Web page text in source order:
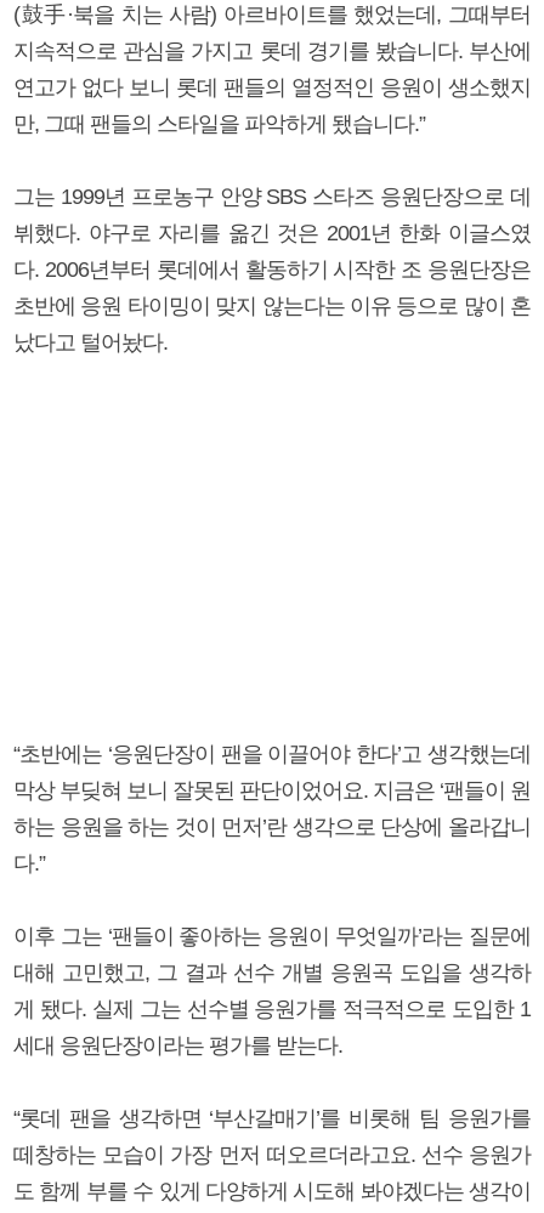
(鼓手·북을 치는 사람) 아르바이트를 했었는데, 그때부터
지속적으로 관심을 가지고 롯데 경기를 봤습니다. 부산에
연고가 없다 보니 롯데 팬들의 열정적인 응원이 생소했지
만, 그때 팬들의 스타일을 파악하게 됐습니다.”
그는 1999년 프로농구 안양 SBS 스타즈 응원단장으로 데
뷔했다. 야구로 자리를 옮긴 것은 2001년 한화 이글스였
다. 2006년부터 롯데에서 활동하기 시작한 조 응원단장은
초반에 응원 타이밍이 맞지 않는다는 이유 등으로 많이 혼
났다고 털어놨다.
“초반에는 ‘응원단장이 팬을 이끌어야 한다’고 생각했는데
막상 부딪혀 보니 잘못된 판단이었어요. 지금은 ‘팬들이 원
하는 응원을 하는 것이 먼저’란 생각으로 단상에 올라갑니
다.”
이후 그는 ‘팬들이 좋아하는 응원이 무엇일까’라는 질문에
대해 고민했고, 그 결과 선수 개별 응원곡 도입을 생각하
게 됐다. 실제 그는 선수별 응원가를 적극적으로 도입한 1
세대 응원단장이라는 평가를 받는다.
“롯데 팬을 생각하면 ‘부산갈매기’를 비롯해 팀 응원가를
떼창하는 모습이 가장 먼저 떠오르더라고요. 선수 응원가
도 함께 부를 수 있게 다양하게 시도해 봐야겠다는 생각이